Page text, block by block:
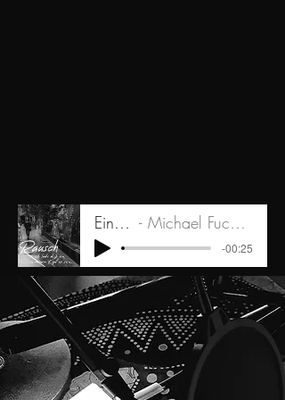
Einlass Michael Fuchs liest
-00:25